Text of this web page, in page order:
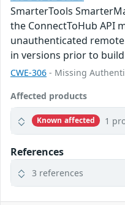
SmarterTools
the ConnectToHub API
unauthenticated
in versions prior to build
CWE-306 - Missing
Affected products
Known affected 1
References
3 references